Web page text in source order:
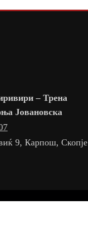
– Трена
Јовановска
9, Карпош, Скопје